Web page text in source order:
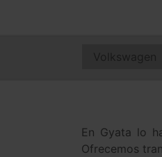
En Gyata lo
Ofrecemos